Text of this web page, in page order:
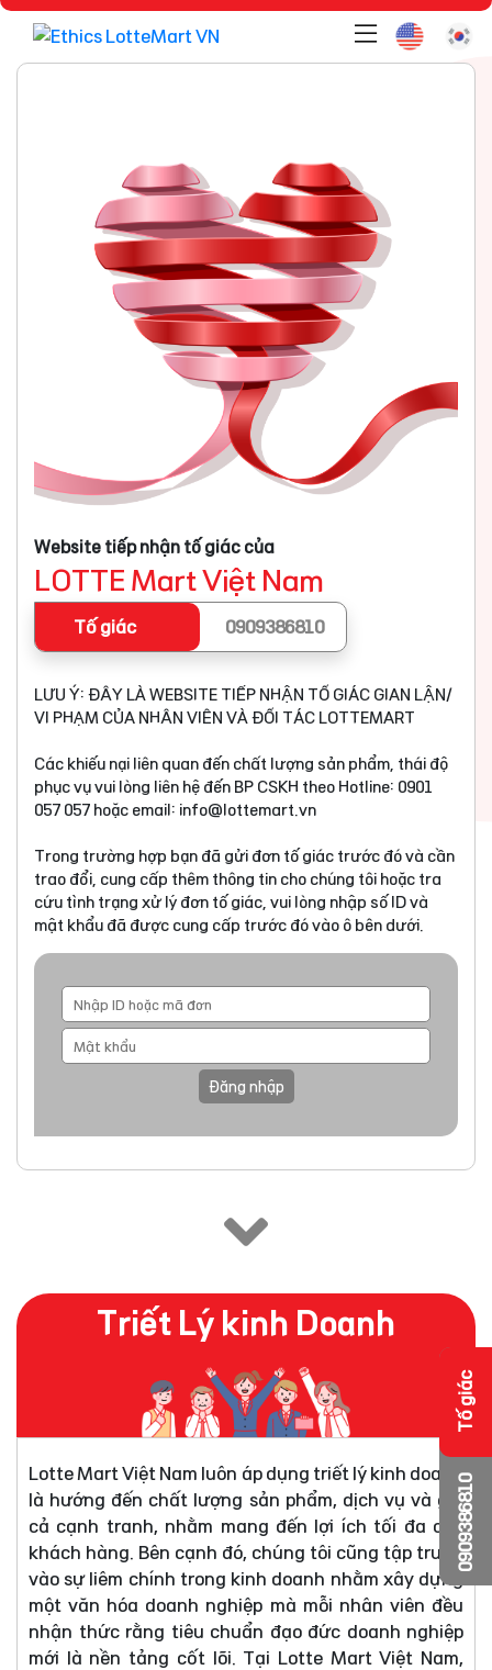
Website tiếp nhận tố giác của
LOTTE Mart Việt Nam
Tố giác 0909386810
LƯU Ý: ĐÂY LÀ WEBSITE TIẾP NHẬN TỐ GIÁC GIAN LẬN/
VI PHẠM CỦA NHÂN VIÊN VÀ ĐỐI TÁC LOTTEMART
Các khiếu nại liên quan đến chất lượng sản phẩm, thái độ
phục vụ vui lòng liên hệ đến BP CSKH theo Hotline: 0901
057 057 hoặc email: info@lottemart.vn
Trong trường hợp bạn đã gửi đơn tố giác trước đó và cần
trao đổi, cung cấp thêm thông tin cho chúng tôi hoặc tra
cứu tình trạng xử lý đơn tố giác, vui lòng nhập số ID và
mật khẩu đã được cung cấp trước đó vào ô bên dưới.
Đăng nhập
Triết Lý kinh Doanh
Lotte Mart Việt Nam luôn áp dụng triết lý kinh doanh
là hướng đến chất lượng sản phẩm, dịch vụ và giá
cả cạnh tranh, nhằm mang đến lợi ích tối đa cho
khách hàng. Bên cạnh đó, chúng tôi cũng tập trung
vào sự liêm chính trong kinh doanh nhằm xây dựng
một văn hóa doanh nghiệp mà mỗi nhân viên đều
nhận thức rằng tiêu chuẩn đạo đức doanh nghiệp
mới là nền tảng cốt lõi. Tại Lotte Mart Việt Nam,
0909386810
Tố giác